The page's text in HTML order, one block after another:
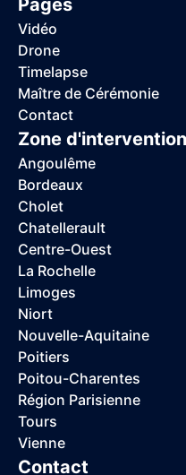
Pages
Vidéo
Drone
Timelapse
Maître de Cérémonie
Contact
Zone d'intervention
Angoulême
Bordeaux
Cholet
Chatellerault
Centre-Ouest
La Rochelle
Limoges
Niort
Nouvelle-Aquitaine
Poitiers
Poitou-Charentes
Région Parisienne
Tours
Vienne
Contact